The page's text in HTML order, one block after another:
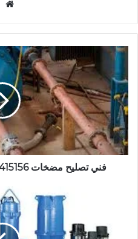
فني
مضخات
51415156
بأحدث
التقنيات
الحديثة
فني تصليح مضخات 51415156 بأحدث التقنيات الحديثة
51415156